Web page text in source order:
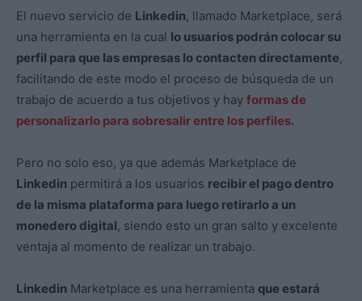
El nuevo servicio de Linkedin, llamado Marketplace, será
una herramienta en la cual lo usuarios podrán colocar su
perfil para que las empresas lo contacten directamente,
facilitando de este modo el proceso de búsqueda de un
trabajo de acuerdo a tus objetivos y hay formas de
personalizarlo para sobresalir entre los perfiles.
Pero no solo eso, ya que además Marketplace de
Linkedin permitirá a los usuarios recibir el pago dentro
de la misma plataforma para luego retirarlo a un
monedero digital, siendo esto un gran salto y excelente
ventaja al momento de realizar un trabajo.
Linkedin Marketplace es una herramienta que estará